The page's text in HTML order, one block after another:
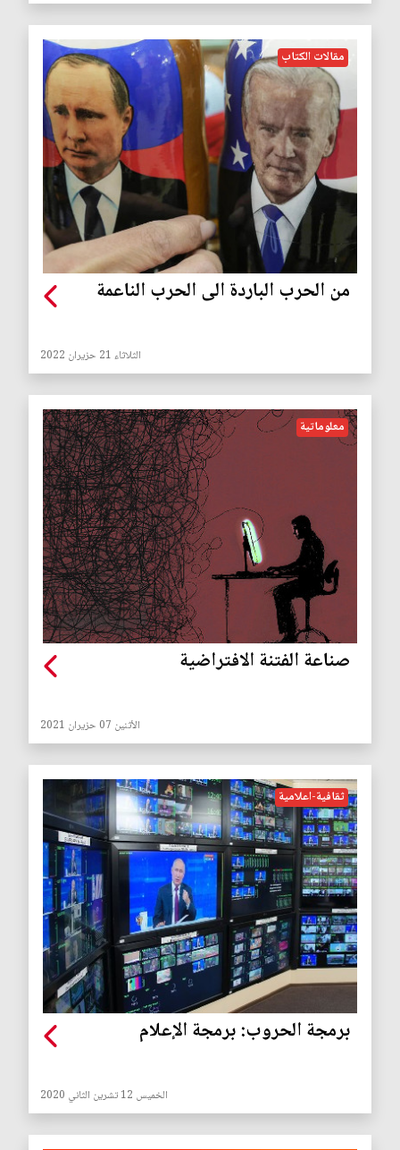
مقالات الكتاب
من الحرب الباردة الى الحرب الناعمة
الثلاثاء 21 حزيران 2022
معلوماتية
صناعة الفتنة الافتراضية
الأثنين 07 حزيران 2021
ثقافية-اعلامية
برمجة الحروب‮: ‬برمجة الإعلام
الخميس 12 تشرين الثاني 2020